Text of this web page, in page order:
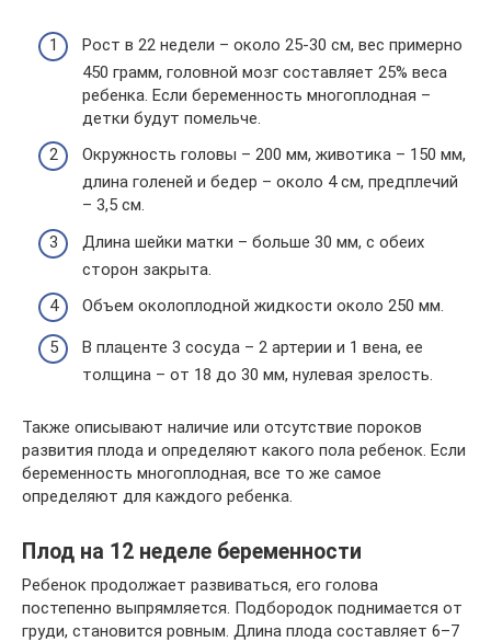
Рост в 22 недели – около 25-30 см, вес примерно
450 грамм, головной мозг составляет 25% веса
ребенка. Если беременность многоплодная –
детки будут помельче.
Окружность головы – 200 мм, животика – 150 мм,
длина голеней и бедер – около 4 см, предплечий
– 3,5 см.
Длина шейки матки – больше 30 мм, с обеих
сторон закрыта.
Объем околоплодной жидкости около 250 мм.
В плаценте 3 сосуда – 2 артерии и 1 вена, ее
толщина – от 18 до 30 мм, нулевая зрелость.
Также описывают наличие или отсутствие пороков
развития плода и определяют какого пола ребенок. Если
беременность многоплодная, все то же самое
определяют для каждого ребенка.
Плод на 12 неделе беременности
Ребенок продолжает развиваться, его голова
постепенно выпрямляется. Подбородок поднимается от
груди, становится ровным. Длина плода составляет 6–7